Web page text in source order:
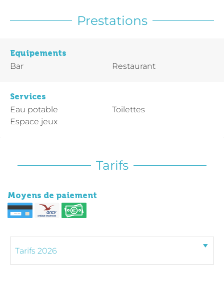
Prestations
Equipements
Bar
Restaurant
Services
Eau potable
Espace jeux
Toilettes
Tarifs
Moyens de paiement